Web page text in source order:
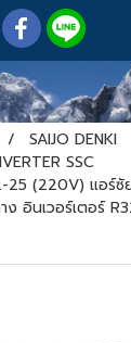
SAIJO DENKI
SSC
25 (220V) แอร์ซั
อินเวอร์เตอร์